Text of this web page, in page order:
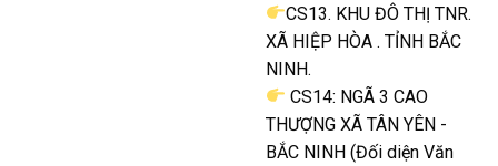
CS13. KHU ĐÔ THỊ TNR.
XÃ HIỆP HÒA . TỈNH BẮC
NINH.
CS14: NGÃ 3 CAO
THƯỢNG XÃ TÂN YÊN -
BẮC NINH (Đối diện Văn